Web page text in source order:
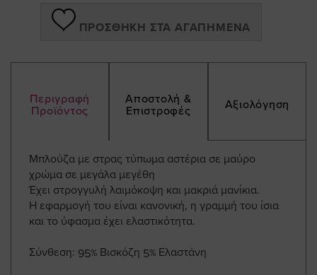
ΠΡΟΣΘΉΚΗ ΣΤΑ ΑΓΑΠΗΜΈΝΑ
Περιγραφή
Προϊόντος
Αποστολή &
Επιστροφές
Αξιολόγηση
Μπλούζα με στρας τύπωμα αστέρια σε μαύρο
χρώμα σε μεγάλα μεγέθη
Έχει στρογγυλή λαιμόκοψη και μακριά μανίκια.
Η εφαρμογή του είναι κανονική, η γραμμή του ίσια
και το ύφασμα έχει ελαστικότητα.
Σύνθεση: 95% Βισκόζη 5% Ελαστάνη